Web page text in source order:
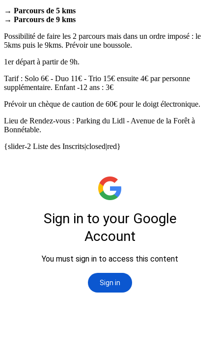
→ Parcours de 5 kms
→ Parcours de 9 kms
Possibilité de faire les 2 parcours mais dans un ordre imposé : le
5kms puis le 9kms. Prévoir une boussole.
1er départ à partir de 9h.
Tarif : Solo 6€ - Duo 11€ - Trio 15€ ensuite 4€ par personne
supplémentaire. Enfant -12 ans : 3€
Prévoir un chèque de caution de 60€ pour le doigt électronique.
Lieu de Rendez-vous : Parking du Lidl - Avenue de la Forêt à
Bonnétable.
{slider-2 Liste des Inscrits|closed|red}